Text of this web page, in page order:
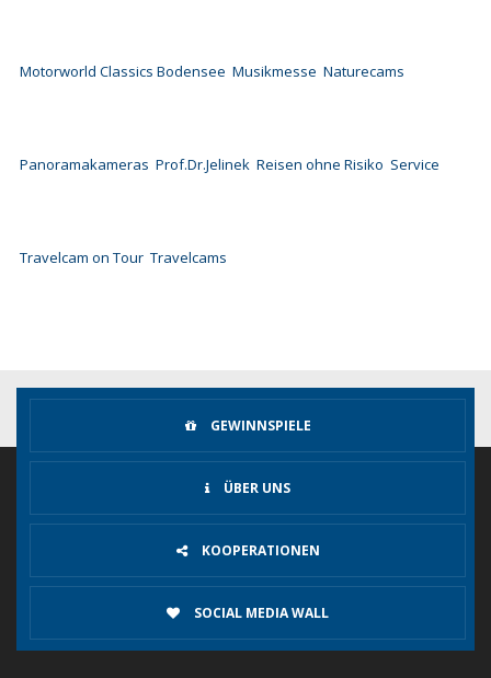
Motorworld Classics Bodensee Musikmesse Naturecams
Panoramakameras Prof.Dr.Jelinek Reisen ohne Risiko Service
Travelcam on Tour Travelcams
GEWINNSPIELE
ÜBER UNS
KOOPERATIONEN
SOCIAL MEDIA WALL